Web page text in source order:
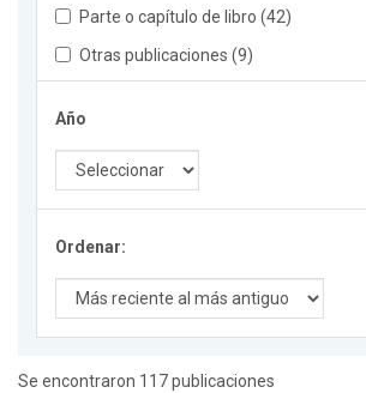
Parte o capítulo de libro (42)
Otras publicaciones (9)
Año
Ordenar:
Se encontraron 117 publicaciones